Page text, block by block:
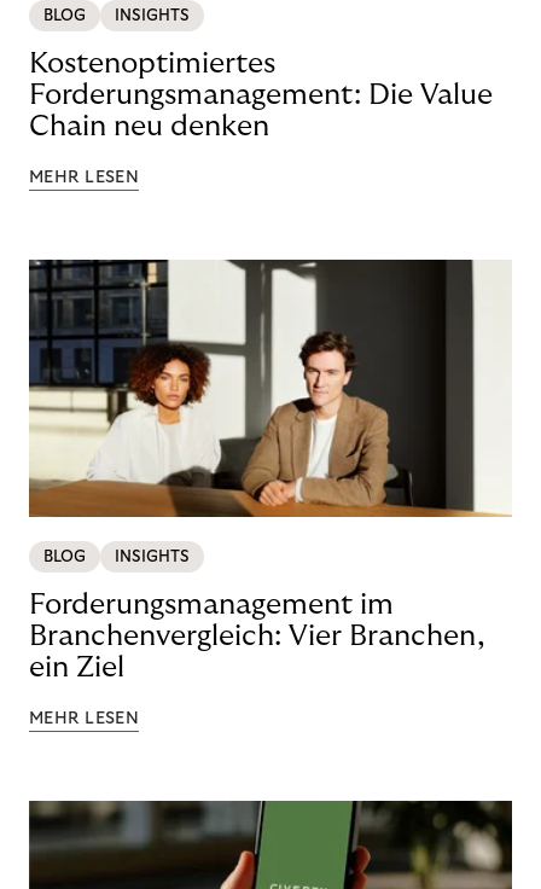
BLOG INSIGHTS
Kostenoptimiertes
Forderungsmanagement: Die Value
Chain neu denken
MEHR LESEN
BLOG INSIGHTS
Forderungsmanagement im
Branchenvergleich: Vier Branchen,
ein Ziel
MEHR LESEN